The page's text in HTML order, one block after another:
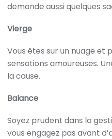
demande aussi quelques
Vierge
Vous êtes sur un nuage et
sensations amoureuses.
la cause.
Balance
Soyez prudent dans la
vous engagez pas avant